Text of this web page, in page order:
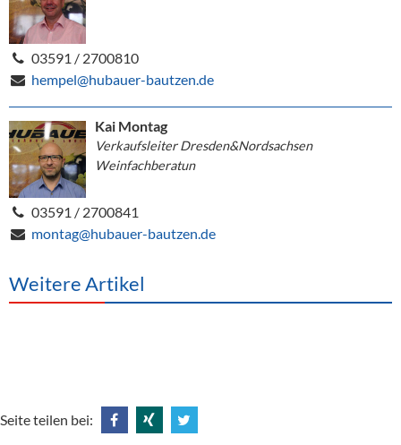
03591 / 2700810
hempel@hubauer-bautzen.de
Kai Montag
Verkaufsleiter Dresden&Nordsachsen
Weinfachberatun
03591 / 2700841
montag@hubauer-bautzen.de
Weitere Artikel
Seite teilen bei: